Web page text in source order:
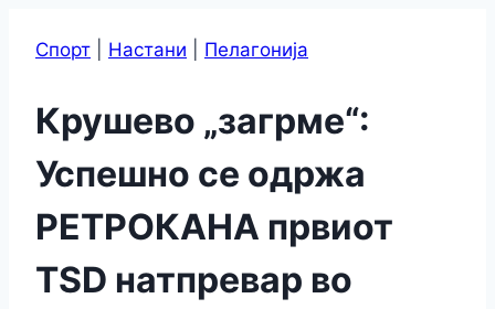
Спорт Настани Пелагонија
Крушево „загрме“:
Успешно се одржа
РЕТРОКАНА првиот
TSD натпревар во